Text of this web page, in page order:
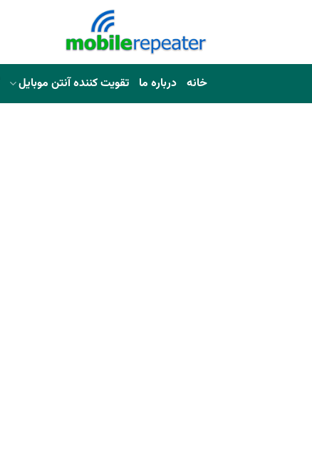
خانه درباره ما تقویت کننده آنتن موبایل